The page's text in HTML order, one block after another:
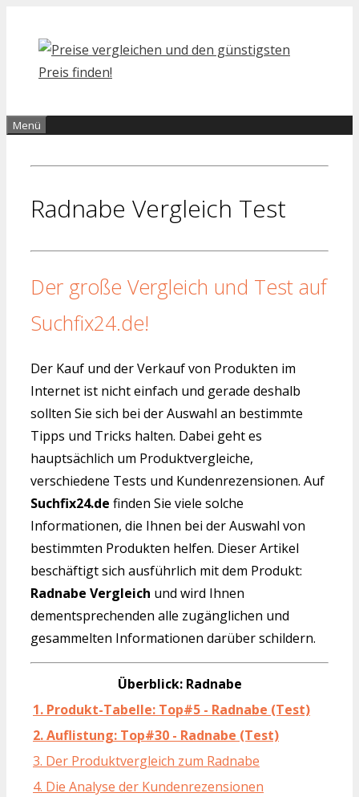
Inhalt
springen
Menü
Radnabe Vergleich Test
Der große Vergleich und Test auf
Suchfix24.de!
Der Kauf und der Verkauf von Produkten im
Internet ist nicht einfach und gerade deshalb
sollten Sie sich bei der Auswahl an bestimmte
Tipps und Tricks halten. Dabei geht es
hauptsächlich um Produktvergleiche,
verschiedene Tests und Kundenrezensionen. Auf
Suchfix24.de finden Sie viele solche
Informationen, die Ihnen bei der Auswahl von
bestimmten Produkten helfen. Dieser Artikel
beschäftigt sich ausführlich mit dem Produkt:
Radnabe Vergleich und wird Ihnen
dementsprechenden alle zugänglichen und
gesammelten Informationen darüber schildern.
Überblick: Radnabe
1. Produkt-Tabelle: Top#5 - Radnabe (Test)
2. Auflistung: Top#30 - Radnabe (Test)
3. Der Produktvergleich zum Radnabe
4. Die Analyse der Kundenrezensionen